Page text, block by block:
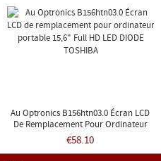
Au Optronics B156htn03.0 Écran LCD
De Remplacement Pour Ordinateur
Portable 15,6" Full HD LED DIODE
TOSHIBA
€58.10